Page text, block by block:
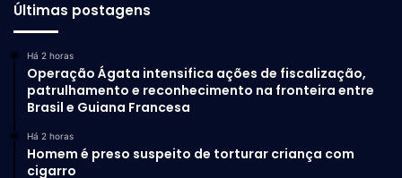
Últimas postagens
Há 2 horas
Operação Ágata intensifica ações de fiscalização,
patrulhamento e reconhecimento na fronteira entre
Brasil e Guiana Francesa
Há 2 horas
Homem é preso suspeito de torturar criança com
cigarro